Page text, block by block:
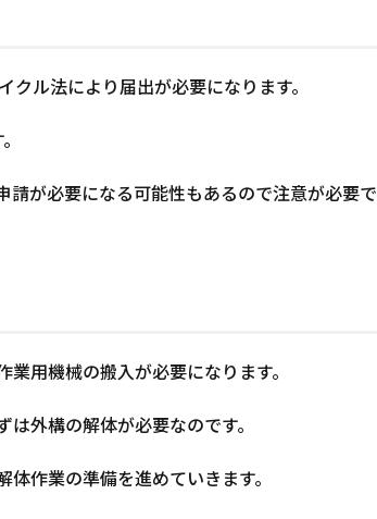
ル法により届出が必要になります。
請が必要になる可能性もあるので注意が必要で
用機械の搬入が必要になります。
外構の解体が必要なのです。
作業の準備を進めていきます。